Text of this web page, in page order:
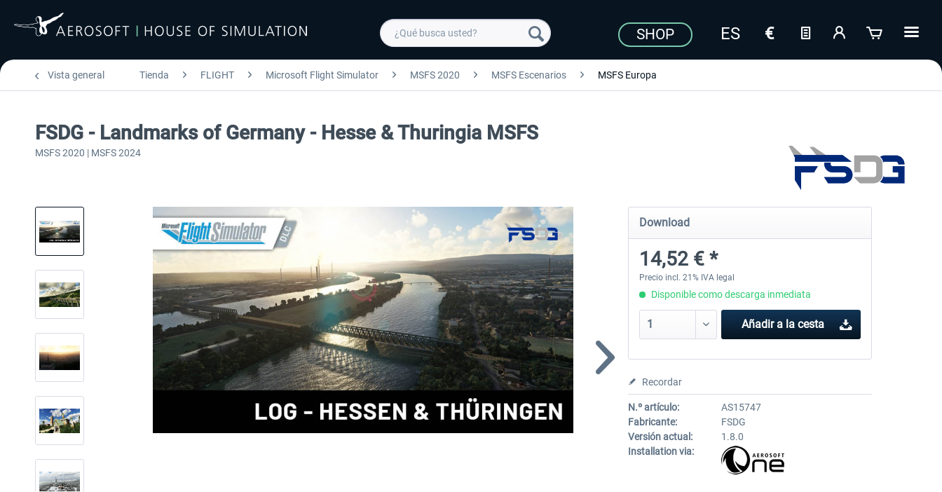
SHOP
Vista general Tienda FLIGHT Microsoft Flight Simulator MSFS 2020 MSFS Escenarios MSFS Europa
FSDG - Landmarks of Germany - Hesse & Thuringia MSFS
MSFS 2020 | MSFS 2024
Download
14,52 € *
Precio incl. 21% IVA legal
Disponible como descarga inmediata
Añadir a la cesta
Recordar
N.º artículo:
AS15747
Fabricante:
FSDG
Versión actual:
1.8.0
Installation via: